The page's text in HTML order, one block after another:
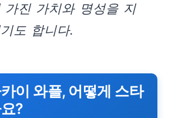
가진 가치와 명성을 지
도 합니다.
이 와플, 어떻게 스타
?